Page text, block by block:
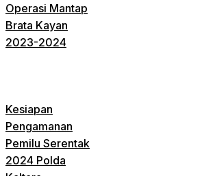
Operasi Mantap
Brata Kayan
2023-2024
Kesiapan
Pengamanan
Pemilu Serentak
2024 Polda